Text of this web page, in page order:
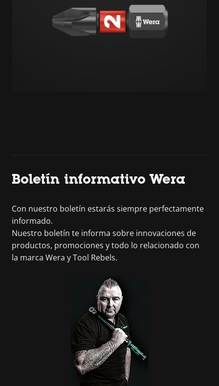
Boletín informativo Wera
Con nuestro boletín estarás siempre perfectamente
informado.
Nuestro boletín te informa sobre innovaciones de
productos, promociones y todo lo relacionado con
la marca Wera y Tool Rebels.